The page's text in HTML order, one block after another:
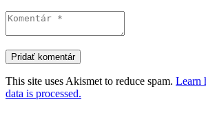
This site uses Akismet to reduce spam. Learn
data is processed.